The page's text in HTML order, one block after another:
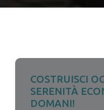
COSTRUISCI
SERENITÀ
DOMANI!